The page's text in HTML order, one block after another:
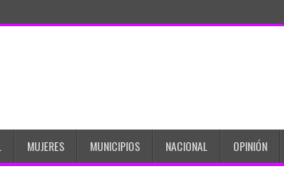
MUJERES MUNICIPIOS NACIONAL OPINIÓN